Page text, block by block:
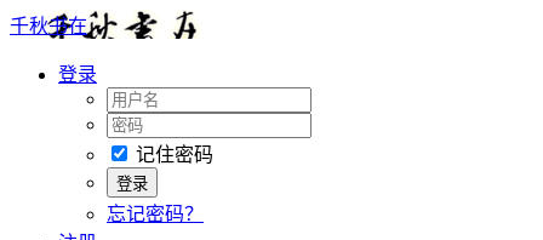
千秋书在
登录
记住密码
忘记密码？